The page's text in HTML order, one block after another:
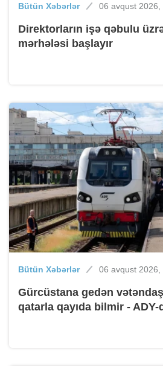
Bütün Xəbərlər 06 avqust 2026,
Direktorların işə qəbulu
mərhələsi başlayır
Bütün Xəbərlər 06 avqust 2026,
Gürcüstana gedən
qatarla qayıda bilmir - ADY-